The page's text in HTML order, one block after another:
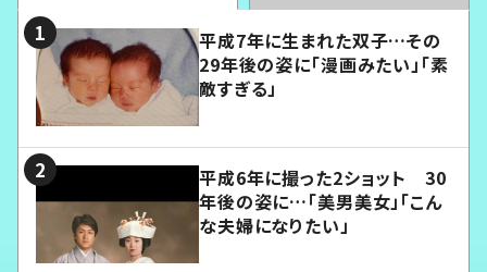
平成7年に生まれた双子…その
29年後の姿に「漫画みたい」「素
敵すぎる」
平成6年に撮った2ショット 30
年後の姿に…「美男美女」「こん
な夫婦になりたい」